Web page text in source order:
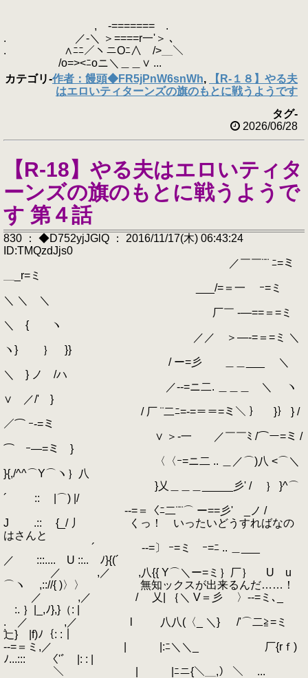
, -======= .
. ／-＼ ＞====r一'＞ ､
. ∧ﾆﾆ／ヽニOﾆ∧ />＿＼
/o=><ﾆoニ＼＿＿∨ ...
カテゴリ-作者：饅頭◆FR5jPnW6snWh,
【R-１８】やる夫
はエロいティターンズの旗のもとに戦うようです
タグ-
2026/06/28
【R-18】やる夫はエロいティタ
ーンズの旗のもとに戦うようで
す 第４話
830 ： ◆D752yjJGlQ ： 2016/11/17(木) 06:43:24
ID:TMQzdJjs0
／￣￣¨¨ ﾆ=ミ
＿_r=ミ
___/=＝一 ｰ=ミ
＼ ＼ ＼
厂￣ -―==＝=ミ
＼ { ヽ
／／ ＞―‐=＝=ミ ＼
ヽ} ｝ }}
/ ー=彡 ＿＿___ ＼
＼ } ノ /ハ
／-‐=ニ二. ＿＿＿ ＼ ヽ
∨ ／/' }
/ 厂 ¨二ﾆ=‐=＝＝=ミ＼ ｝ }｝ } /
／⌒ ｰ‐=ミ
∨ ＞‐一 ／￣￣ﾐ /⌒ー=ミ /
⌒ ｰ―=ミ }
〈〈ｰ=ニ二 .. ＿／⌒)八 <⌒＼
}{,/^^⌒Y⌒ヽ｝八
}乂＿＿＿_____彡' / ｝ }^⌒
´ :: |⌒) |/
-‐=＝〈ﾆ二¨¨⌒ ー==彡' _ノ /
J .:: {_/ 丿 くっ！ いったいどうすればなの
はさんと
´ -‐=〕 ｰ=ミ ｰ=ﾆ .. ＿___
／ :::.... U ::.. ﾉ}{(´
／ ,／ ,八{{ Y⌒＼ー=ミ｝厂｝ U u
⌒ヽ ,:://{ )〉〉 無知ックスが出来るんだ……！
／ ,／ / 乂| ｛＼ V＝彡 〉-‐=ミ､_
:. ｝|_,ﾉ},}（: |
. ／ ,／ l 八八(〈_ ＼} /'⌒二≧=ミ
辷} |f)ﾉ｛: :｜
-‐=＝ミ,／ | |:ﾆ＼＼_ 厂{rｆ)
ﾉ...::: 〈'ﾞ |: : |
＼ | |ﾆニ{＼＿,） ＼ ...